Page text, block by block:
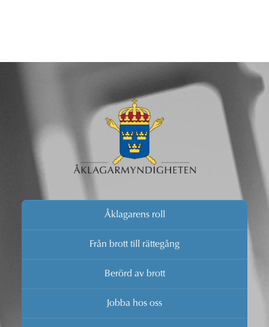
Åklagarens roll
Från brott till rättegång
Berörd av brott
Jobba hos oss